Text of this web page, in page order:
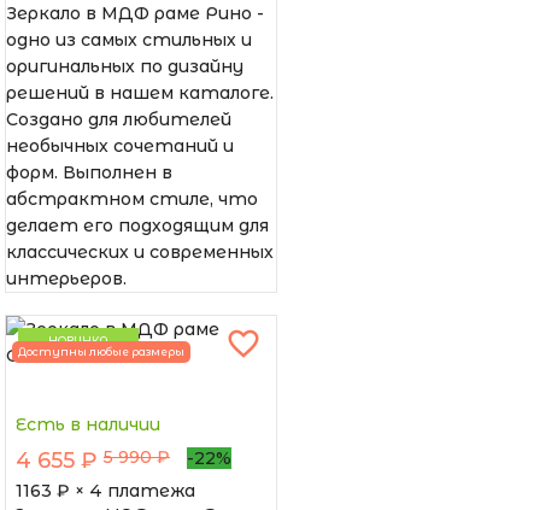
Зеркало в МДФ раме Рино -
одно из самых стильных и
оригинальных по дизайну
решений в нашем каталоге.
Создано для любителей
необычных сочетаний и
форм. Выполнен в
абстрактном стиле, что
делает его подходящим для
классических и современных
интерьеров.
НОВИНКА
Доступны любые размеры
Есть в наличии
4 655 ₽ 5 990 ₽
-22%
1163 ₽ × 4 платежа